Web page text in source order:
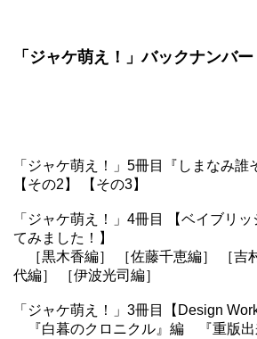
「ジャケ萌え！」バックナンバー
「ジャケ萌え！」5冊目『しまなみ誰
【その2】
【その3】
「ジャケ萌え！」4冊目 【ベイブリ
てみました！】
［黒木香編］
［佐藤千恵編］ ［吉
代編］
［伊波光司編］
「ジャケ萌え！」3冊目【Design
『白暮のクロニクル』編
『重版